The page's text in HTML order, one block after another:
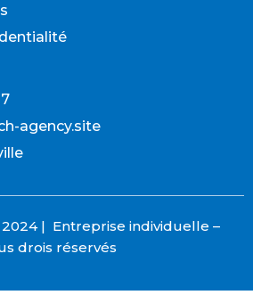
agency.site
| Entreprise individuelle –
drois réservés